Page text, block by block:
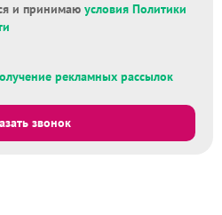
и принимаю условия Политики
рекламных рассылок
звонок